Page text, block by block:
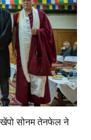
खेंपो सोनम तेनफेल ने